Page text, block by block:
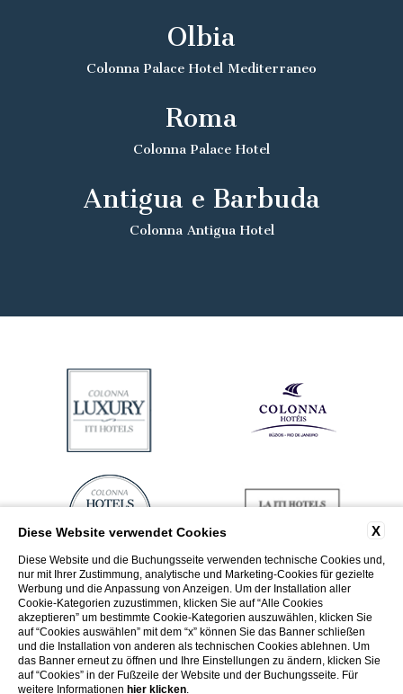
Olbia
Colonna Palace Hotel Mediterraneo
Roma
Colonna Palace Hotel
Antigua e Barbuda
Colonna Antigua Hotel
X
Diese Website verwendet Cookies
Diese Website und die Buchungsseite verwenden technische Cookies und,
nur mit Ihrer Zustimmung, analytische und Marketing-Cookies für gezielte
Werbung und die Anpassung von Anzeigen. Um der Installation aller
Cookie-Kategorien zuzustimmen, klicken Sie auf “Alle Cookies
akzeptieren” um bestimmte Cookie-Kategorien auszuwählen, klicken Sie
auf “Cookies auswählen” mit dem “x” können Sie das Banner schließen
und die Installation von anderen als technischen Cookies ablehnen. Um
das Banner erneut zu öffnen und Ihre Einstellungen zu ändern, klicken Sie
auf “Cookies” in der Fußzeile der Website und der Buchungsseite. Für
weitere Informationen hier klicken.